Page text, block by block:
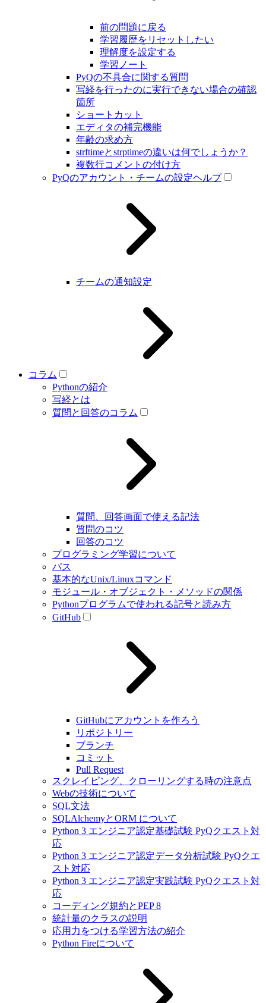
前の問題に戻る
学習履歴をリセットしたい
理解度を設定する
学習ノート
PyQの不具合に関する質問
写経を行ったのに実行できない場合の確認
箇所
ショートカット
エディタの補完機能
年齢の求め方
strftimeとstrptimeの違いは何でしょうか？
複数行コメントの付け方
PyQのアカウント・チームの設定ヘルプ
チームの通知設定
コラム
Pythonの紹介
写経とは
質問と回答のコラム
質問、回答画面で使える記法
質問のコツ
回答のコツ
プログラミング学習について
パス
基本的なUnix/Linuxコマンド
モジュール・オブジェクト・メソッドの関係
Pythonプログラムで使われる記号と読み方
GitHub
GitHubにアカウントを作ろう
リポジトリー
ブランチ
コミット
Pull Request
スクレイピング、クローリングする時の注意点
Webの技術について
SQL文法
SQLAlchemyとORM について
Python 3 エンジニア認定基礎試験 PyQクエスト対
応
Python 3 エンジニア認定データ分析試験 PyQクエ
スト対応
Python 3 エンジニア認定実践試験 PyQクエスト対
応
コーディング規約とPEP 8
統計量のクラスの説明
応用力をつける学習方法の紹介
Python Fireについて